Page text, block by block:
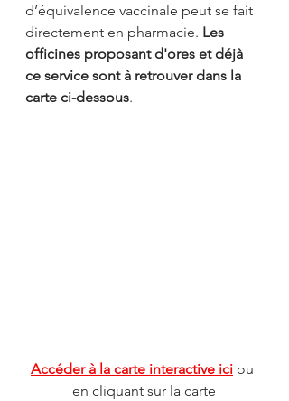
d’équivalence vaccinale peut se fait
directement en pharmacie. Les
officines proposant d'ores et déjà
ce service sont à retrouver dans la
carte ci-dessous.
Accéder à la carte interactive ici ou
en cliquant sur la carte